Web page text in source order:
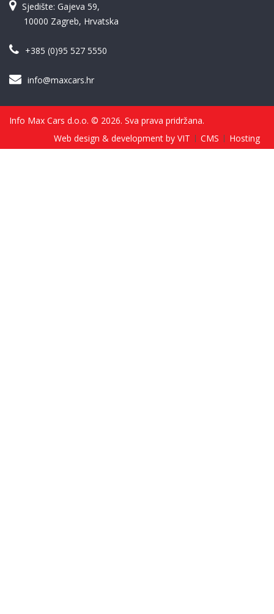
Sjedište: Gajeva 59,
10000 Zagreb, Hrvatska
+385 (0)95 527 5550
info@maxcars.hr
Info Max Cars d.o.o. © 2026. Sva prava pridržana.
Web design & development by VIT
CMS Hosting